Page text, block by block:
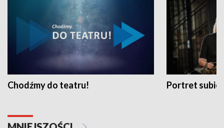
Chodźmy do teatru! Portret